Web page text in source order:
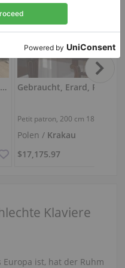
Yamaha C3 Flügel (186 cm) – schwarz poliert
Petit patron, 200 cm 1857
Polen / Krakau
$17,175.97
Klaviere
ist, hat der Ruhm